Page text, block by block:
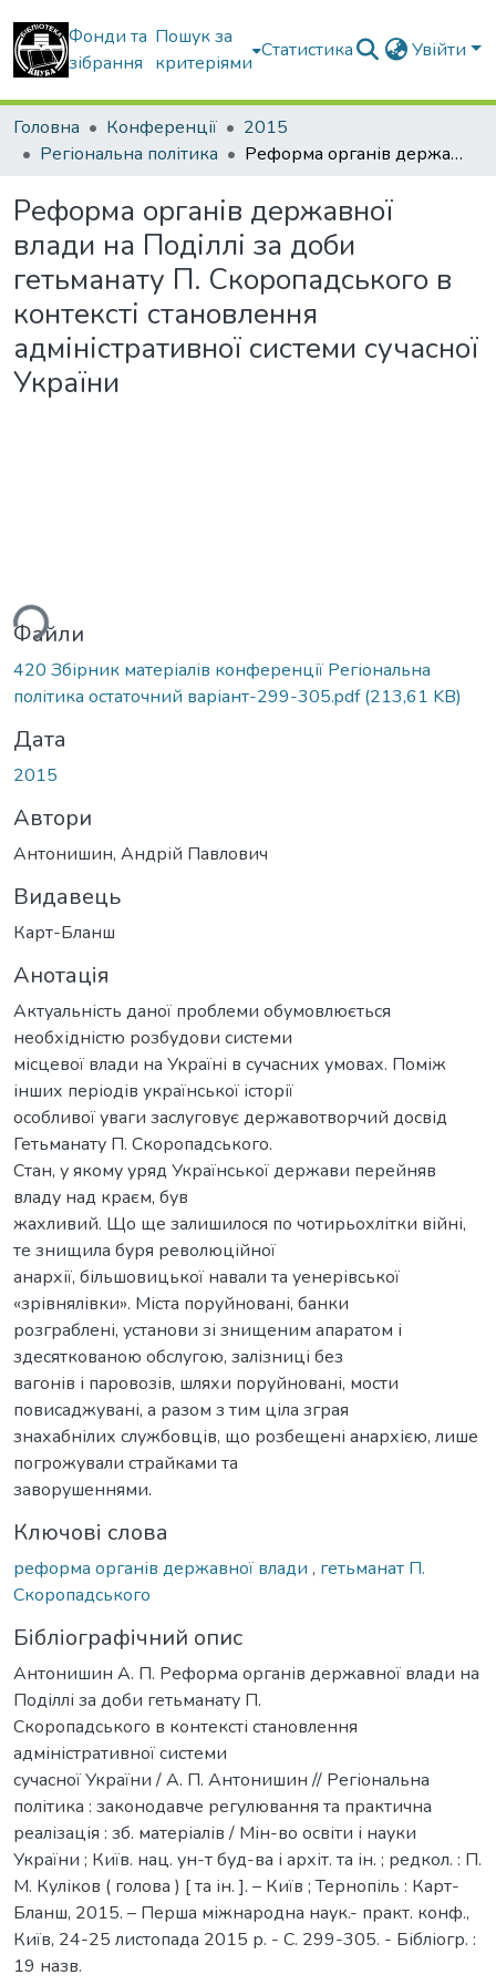
Фонди та
зібрання
Пошук за
критеріями
Статистика Увійти
Головна Конференції
2015
Регіональна політика
Реформа органів державної влади на Поділлі за доби гетьманату П. Скоропадського в контексті становлення адміністративної системи сучасної України
Реформа органів державної
влади на Поділлі за доби
гетьманату П. Скоропадського в
контексті становлення
адміністративної системи сучасної
України
Файли
420 Збірник матеріалів конференції Регіональна
політика остаточний варіант-299-305.pdf(213,61 KB)
Дата
2015
Автори
Антонишин, Андрій Павлович
Видавець
Карт-Бланш
Анотація
Актуальність даної проблеми обумовлюється
необхідністю розбудови системи
місцевої влади на Україні в сучасних умовах. Поміж
інших періодів української історії
особливої уваги заслуговує державотворчий досвід
Гетьманату П. Скоропадського.
Стан, у якому уряд Української держави перейняв
владу над краєм, був
жахливий. Що ще залишилося по чотирьохлітки війні,
те знищила буря революційної
анархії, більшовицької навали та уенерівської
«зрівнялівки». Міста поруйновані, банки
розграблені, установи зі знищеним апаратом і
здесяткованою обслугою, залізниці без
вагонів і паровозів, шляхи поруйновані, мости
повисаджувані, а разом з тим ціла зграя
знахабнілих службовців, що розбещені анархією, лише
погрожували страйками та
заворушеннями.
Ключові слова
реформа органів державної влади , гетьманат П.
Скоропадського
Бібліографічний опис
Антонишин А. П. Реформа органів державної влади на
Поділлі за доби гетьманату П.
Скоропадського в контексті становлення
адміністративної системи
сучасної України / А. П. Антонишин // Регіональна
політика : законодавче регулювання та практична
реалізація : зб. матеріалів / Мін-во освіти і науки
України ; Київ. нац. ун-т буд-ва і архіт. та ін. ; редкол. : П.
М. Куліков ( голова ) [ та ін. ]. – Київ ; Тернопіль : Карт-
Бланш, 2015. – Перша міжнародна наук.- практ. конф.,
Київ, 24-25 листопада 2015 р. - С. 299-305. - Бібліогр. :
19 назв.